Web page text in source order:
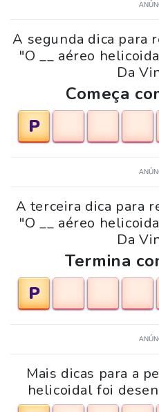
A segunda dica para
"O __ aéreo
Da
Começa
P
A terceira dica para
"O __ aéreo
Da
Termina
P
Mais dicas para a
helicoidal foi